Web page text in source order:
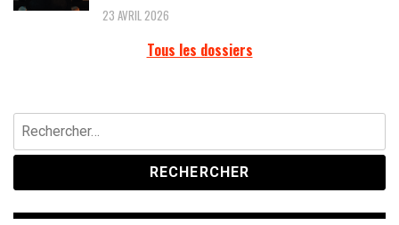
23 AVRIL 2026
Tous les dossiers
Rechercher :